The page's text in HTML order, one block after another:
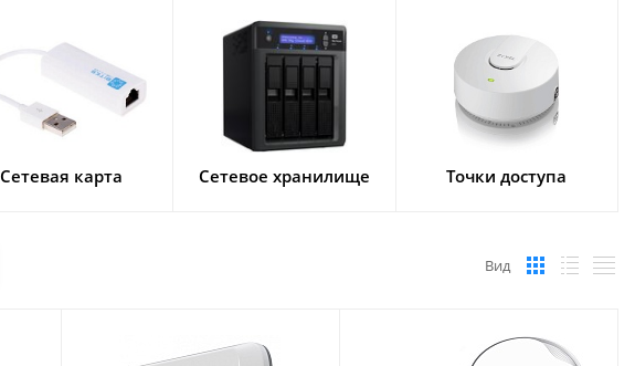
Сетевая карта Сетевое хранилище Точки доступа
Вид